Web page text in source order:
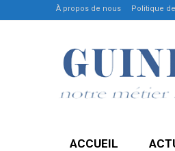
À propos de nous Politique
ACCUEIL